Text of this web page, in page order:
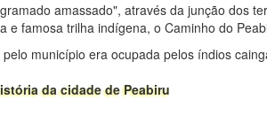
amassado", através da junção dos
e famosa trilha indígena, o Caminho do
município era ocupada pelos índios
da cidade de Peabiru